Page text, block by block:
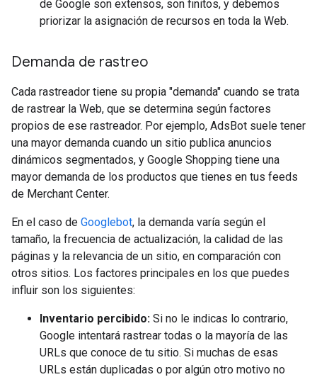
de Google son extensos, son finitos, y debemos
priorizar la asignación de recursos en toda la Web.
Demanda de rastreo
Cada rastreador tiene su propia "demanda" cuando se trata
de rastrear la Web, que se determina según factores
propios de ese rastreador. Por ejemplo, AdsBot suele tener
una mayor demanda cuando un sitio publica anuncios
dinámicos segmentados, y Google Shopping tiene una
mayor demanda de los productos que tienes en tus feeds
de Merchant Center.
En el caso de Googlebot, la demanda varía según el
tamaño, la frecuencia de actualización, la calidad de las
páginas y la relevancia de un sitio, en comparación con
otros sitios. Los factores principales en los que puedes
influir son los siguientes:
Inventario percibido: Si no le indicas lo contrario,
Google intentará rastrear todas o la mayoría de las
URLs que conoce de tu sitio. Si muchas de esas
URLs están duplicadas o por algún otro motivo no